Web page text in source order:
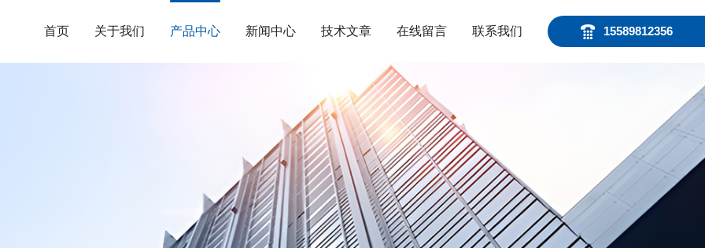
15589812356
首页 关于我们 产品中心 新闻中心 技术文章 在线留言 联系我们